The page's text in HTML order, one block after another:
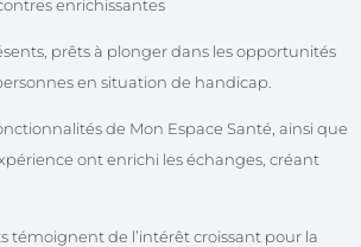
enrichissantes
prêts à plonger dans les opportunités
en situation de handicap.
de Mon Espace Santé, ainsi que
ont enrichi les échanges, créant
témoignent de l’intérêt croissant pour la